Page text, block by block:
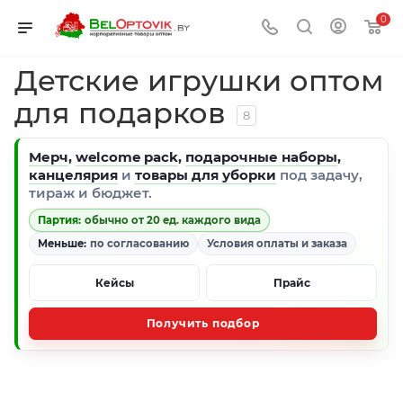
0
Детские игрушки оптом
для подарков
8
Мерч, welcome pack, подарочные наборы,
канцелярия и товары для уборки под задачу,
тираж и бюджет.
Партия: обычно от 20 ед. каждого вида
Меньше: по согласованию Условия оплаты и заказа
Кейсы Прайс
Получить подбор